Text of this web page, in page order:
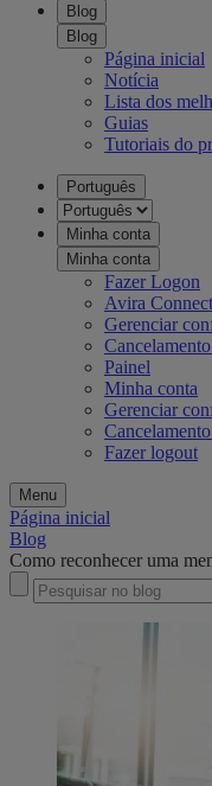
Blog
Blog
Página inicial
Notícia
Lista dos
Guias
Tutoriais do
Português
Minha conta
Minha conta
Fazer Logon
Avira Connect
Gerenciar
Painel
Minha conta
Gerenciar
Fazer logout
Menu
Página inicial
Blog
Como reconhecer uma